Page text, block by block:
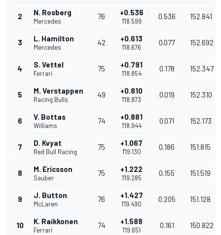
2 N. Rosberg
Mercedes
76 +0.536
1'18.599
0.536 152.841
3 L. Hamilton
Mercedes
42 +0.613
1'18.676
0.077 152.692
4 S. Vettel
Ferrari
75 +0.791
1'18.854
0.178 152.347
5 M. Verstappen
Racing Bulls
49 +0.810
1'18.873
0.019 152.310
6 V. Bottas
Williams
74 +0.881
1'18.944
0.071 152.173
7 D. Kvyat
Red Bull Racing
75 +1.067
1'19.130
0.186 151.815
8 M. Ericsson
Sauber
75 +1.222
1'19.285
0.155 151.519
9 J. Button
McLaren
76 +1.427
1'19.490
0.205 151.128
10 K. Raikkonen
Ferrari
74 +1.588
1'19.651
0.161 150.822